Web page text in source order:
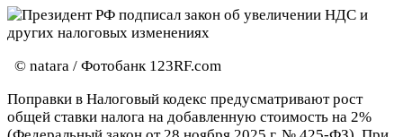
© natara / Фотобанк 123RF.com
Поправки в Налоговый кодекс предусматривают рост
общей ставки налога на добавленную стоимость на 2%